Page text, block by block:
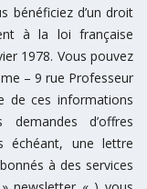
bénéficiez d’un droit
à la loi française
1978. Vous pouvez
– 9 rue Professeur
de ces informations
d’offres
échéant, une lettre
à des services